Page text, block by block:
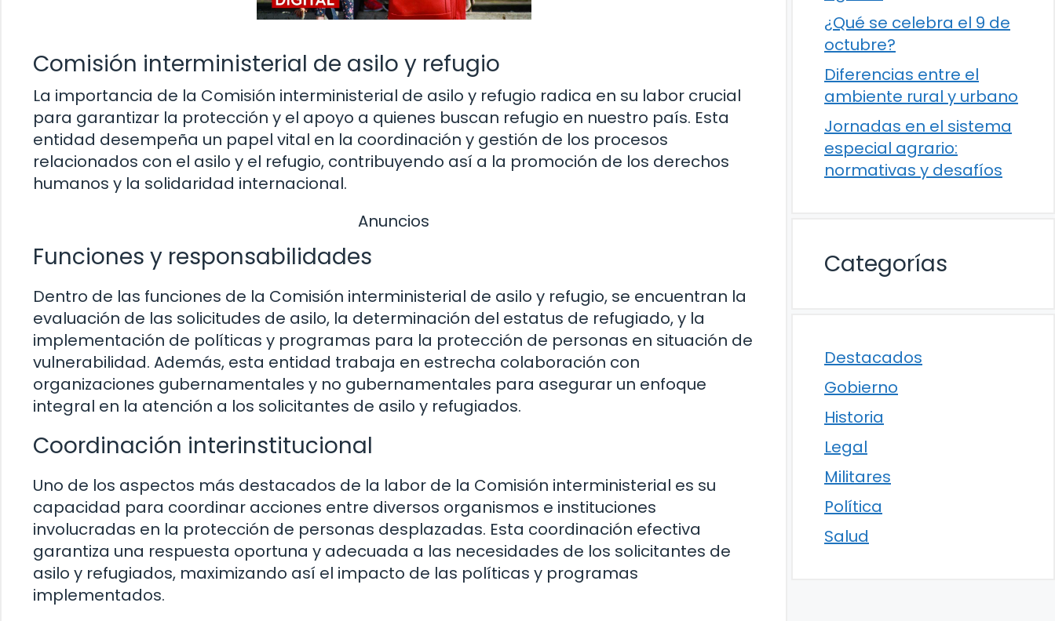
Comisión interministerial de asilo y refugio
La importancia de la Comisión interministerial de asilo y refugio radica en su labor crucial
para garantizar la protección y el apoyo a quienes buscan refugio en nuestro país. Esta
entidad desempeña un papel vital en la coordinación y gestión de los procesos
relacionados con el asilo y el refugio, contribuyendo así a la promoción de los derechos
humanos y la solidaridad internacional.
Anuncios
Funciones y responsabilidades
Dentro de las funciones de la Comisión interministerial de asilo y refugio, se encuentran la
evaluación de las solicitudes de asilo, la determinación del estatus de refugiado, y la
implementación de políticas y programas para la protección de personas en situación de
vulnerabilidad. Además, esta entidad trabaja en estrecha colaboración con
organizaciones gubernamentales y no gubernamentales para asegurar un enfoque
integral en la atención a los solicitantes de asilo y refugiados.
Coordinación interinstitucional
Uno de los aspectos más destacados de la labor de la Comisión interministerial es su
capacidad para coordinar acciones entre diversos organismos e instituciones
involucradas en la protección de personas desplazadas. Esta coordinación efectiva
garantiza una respuesta oportuna y adecuada a las necesidades de los solicitantes de
asilo y refugiados, maximizando así el impacto de las políticas y programas
implementados.
¿Qué se celebra el 9 de
octubre?
Diferencias entre el
ambiente rural y urbano
Jornadas en el sistema
especial agrario:
normativas y desafíos
Categorías
Destacados
Gobierno
Historia
Legal
Militares
Política
Salud